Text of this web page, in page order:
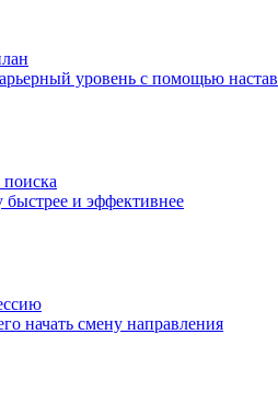
уровень с помощью
поиска
и эффективнее
начать смену направления